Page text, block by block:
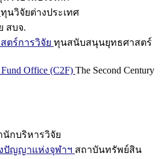
ทุนวิจัยต่างประเทศ
สบจ.
ตร์การวิจัย ทุนสนับสนุนยุทธศาสตร์
Office (C2F) The Second Century
นักบริหารวิจัย
ปัญญาแห่งจุฬาฯ สถาบันทรัพย์สิน